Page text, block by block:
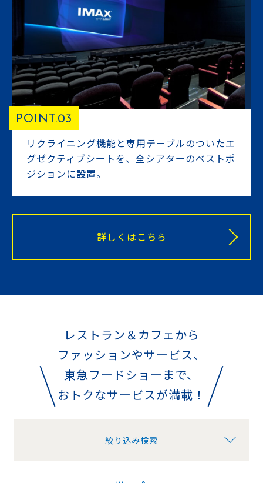
POINT.03
リクライニング機能と専用テーブルのついたエ
グゼクティブシートを、全シアターのベストポ
ジションに設置。
詳しくはこちら
レストラン＆カフェから
ファッションやサービス、
東急フードショーまで、
おトクなサービスが満載！
絞り込み検索